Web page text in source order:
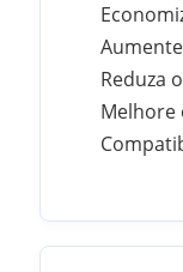
Reduza
Melhore